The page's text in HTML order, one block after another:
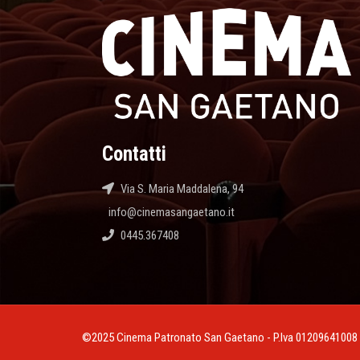
Contatti
Via S. Maria Maddalena, 94
info@cinemasangaetano.it
0445.367408
©2025 Cinema Patronato San Gaetano - P.Iva